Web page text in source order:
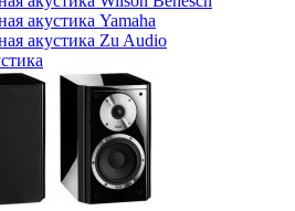
акустика Yamaha
акустика Zu Audio